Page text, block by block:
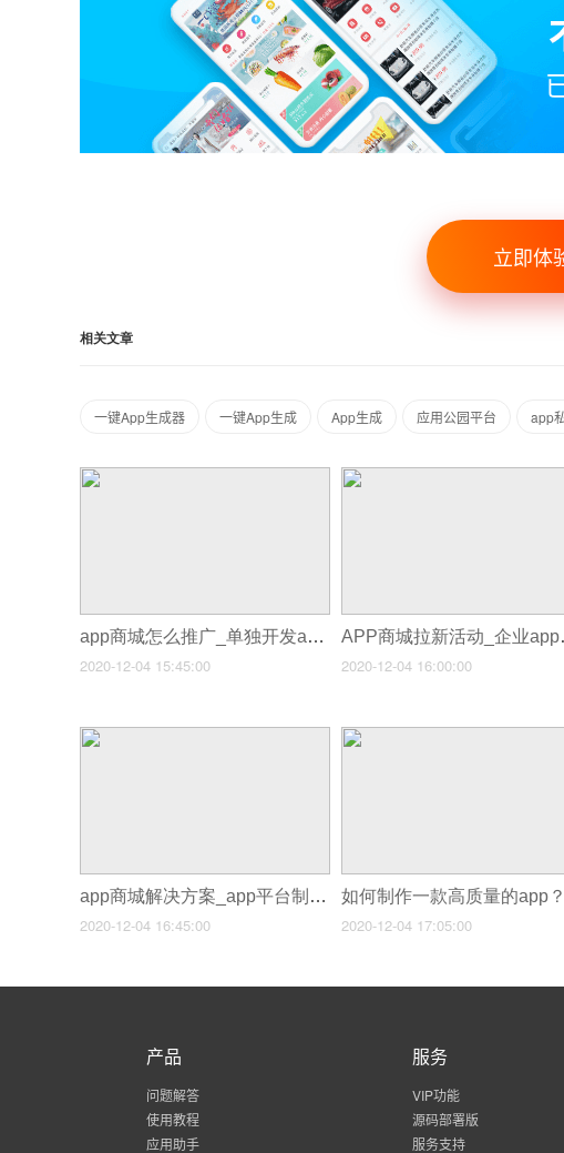
立即体
相关文章
一键App生成器 一键App生成 App生成 应用公园平台 app
app商城怎么推广_单独开发app商城软件
2020-12-04 15:45:00
APP
2020-12-04 16:00:00
app商城解决方案_app平台制作
2020-12-04 16:45:00 2020-12-04 17:05:00
产品
问题解答
使用教程
应用助手
服务
VIP功能
源码部署版
服务支持